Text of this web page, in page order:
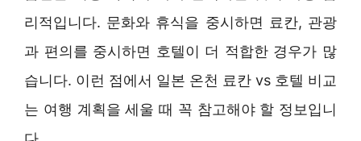
리적입니다. 문화와 휴식을 중시하면 료칸, 관광
과 편의를 중시하면 호텔이 더 적합한 경우가 많
습니다. 이런 점에서 일본 온천 료칸 vs 호텔 비교
는 여행 계획을 세울 때 꼭 참고해야 할 정보입니